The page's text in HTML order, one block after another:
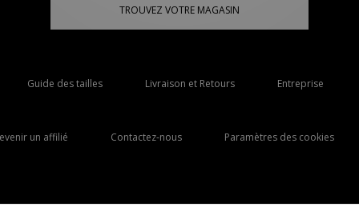
TROUVEZ VOTRE MAGASIN
Guide des tailles Livraison et Retours Entreprise
un affilié Contactez-nous Paramètres des cookies